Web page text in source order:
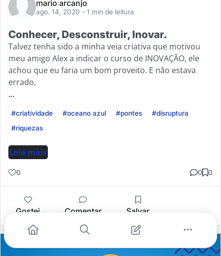
mario arcanjo
ago. 14, 2020 - 1 min de leitura
Conhecer, Desconstruir, Inovar.
Talvez tenha sido a minha veia criativa que motivou
meu amigo Alex a indicar o curso de INOVAÇÃO, ele
achou que eu faria um bom proveito. E não estava
errado,
...
#criatividade #oceano azul #pontes
#disruptura
#riquezas
Leia mais
0 0 0
Gostei Comentar Salvar